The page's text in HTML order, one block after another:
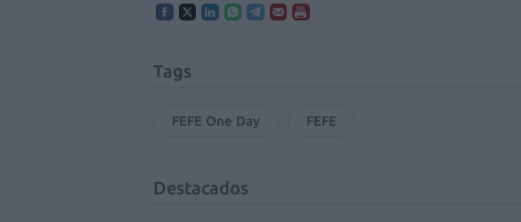
Tags
FEFE One Day FEFE
Destacados